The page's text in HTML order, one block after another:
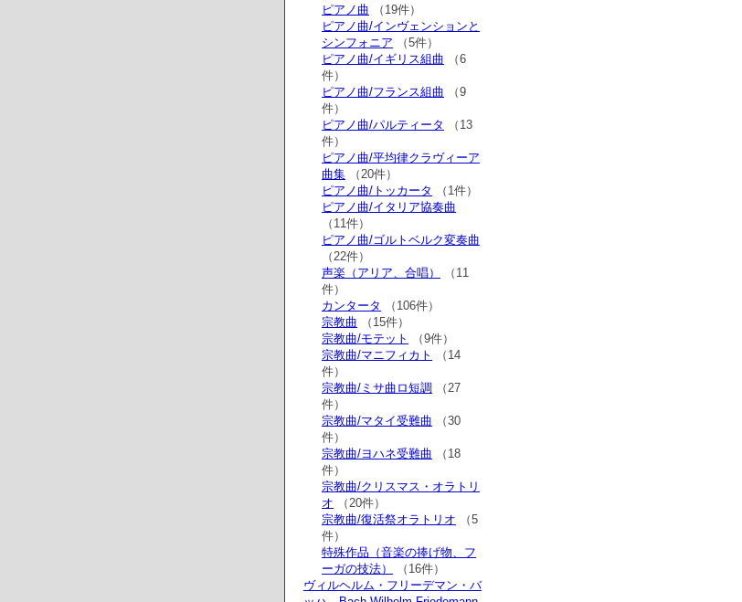
ピアノ曲 （19件）
ピアノ曲/インヴェンションと
シンフォニア （5件）
ピアノ曲/イギリス組曲 （6
件）
ピアノ曲/フランス組曲 （9
件）
ピアノ曲/パルティータ
（13
件）
ピアノ曲/平均律クラヴィーア
曲集 （20件）
ピアノ曲/トッカータ
（1件）
ピアノ曲/イタリア協奏曲
（11件）
ピアノ曲/ゴルトベルク変奏曲
（22件）
声楽（アリア、合唱）
（11
件）
カンタータ
（106件）
宗教曲 （15件）
宗教曲/モテット
（9件）
宗教曲/マニフィカト
（14
件）
宗教曲/ミサ曲ロ短調 （27
件）
宗教曲/マタイ受難曲 （30
件）
宗教曲/ヨハネ受難曲 （18
件）
宗教曲/クリスマス・オラトリ
オ （20件）
宗教曲/復活祭オラトリオ （5
件）
特殊作品（音楽の捧げ物、フ
ーガの技法）
（16件）
ヴィルヘルム・フリーデマン・バ